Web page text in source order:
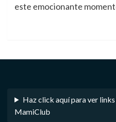
este emocionante
Haz click aquí para ver
MamiClub